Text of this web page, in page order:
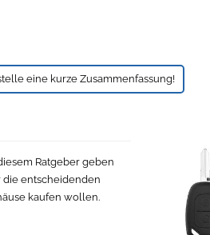
eine kurze Zusammenfassung!
Ratgeber geben
die entscheidenden
kaufen wollen.